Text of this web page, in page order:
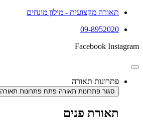
תאורה מקצועית - מילון מונחים
09-8952020
Facebook Instagram
פתרונות תאורה
סגור פתרונות תאורה פתח פתרונות תאורה
תאורת פנים